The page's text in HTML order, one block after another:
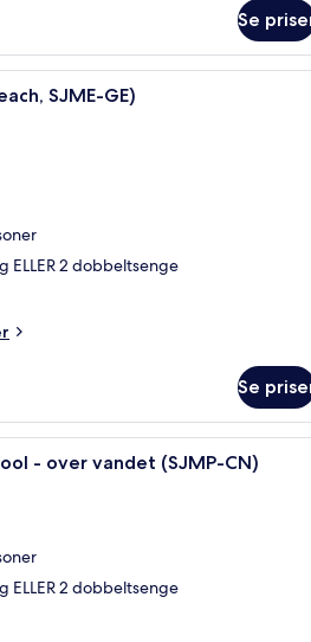
Se
Et hotelværelse med en stor
SJME-GE)
ELLER 2 dobbeltsenge
Se
En overvandsbungalow med
- over vandet (SJMP-CN)
ELLER 2 dobbeltsenge